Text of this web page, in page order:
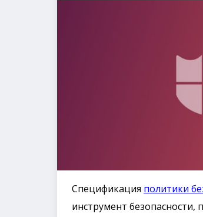
Спецификация политики
инструмент